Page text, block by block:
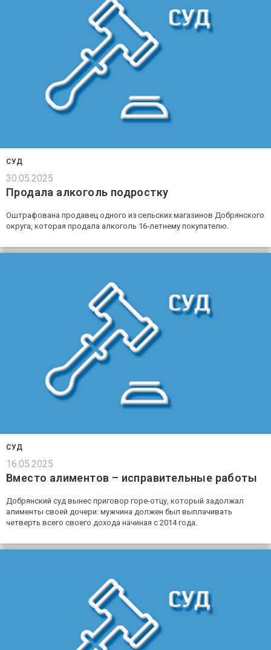
СУД
30.05.2025
Продала алкоголь подростку
Оштрафована продавец одного из сельских магазинов Добрянского
округа, которая продала алкоголь 16-летнему покупателю.
СУД
16.05.2025
Вместо алиментов – исправительные работы
Добрянский суд вынес приговор горе-отцу, который задолжал
алименты своей дочери: мужчина должен был выплачивать
четверть всего своего дохода начиная с 2014 года.